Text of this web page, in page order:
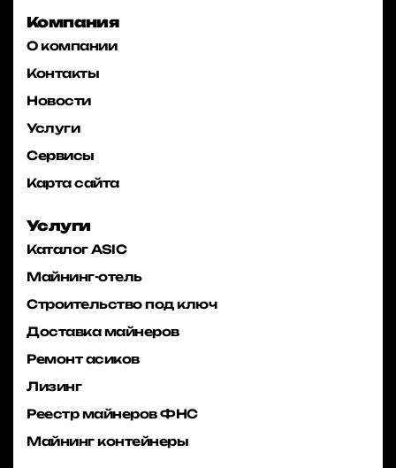
Компания
О компании
Контакты
Новости
Услуги
Сервисы
Карта сайта
Услуги
Каталог ASIC
Майнинг-отель
Строительство под ключ
Доставка майнеров
Ремонт асиков
Лизинг
Реестр майнеров ФНС
Майнинг контейнеры